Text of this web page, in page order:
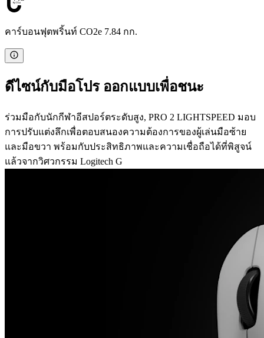
คาร์บอนฟุตพริ้นท์ CO2e 7.84 กก.
ดีไซน์กับมือโปร ออกแบบเพื่อชนะ
ร่วมมือกับนักกีฬาอีสปอร์ตระดับสูง, PRO 2 LIGHTSPEED มอบ
การปรับแต่งลึกเพื่อตอบสนองความต้องการของผู้เล่นมือซ้าย
และมือขวา พร้อมกับประสิทธิภาพและความเชื่อถือได้ที่พิสูจน์
แล้วจากวิศวกรรม Logitech G